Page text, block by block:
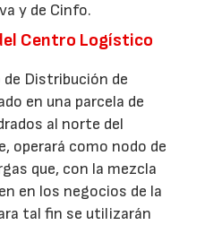
y de Cinfo.
Centro Logístico
Distribución de
en una parcela de
al norte del
operará como nodo de
que, con la mezcla
en los negocios de la
tal fin se utilizarán